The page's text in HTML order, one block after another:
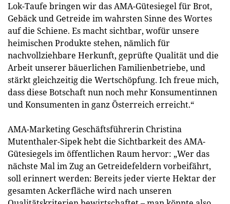
Lok-Taufe bringen wir das AMA-Gütesiegel für Brot,
Gebäck und Getreide im wahrsten Sinne des Wortes
auf die Schiene. Es macht sichtbar, wofür unsere
heimischen Produkte stehen, nämlich für
nachvollziehbare Herkunft, geprüfte Qualität und die
Arbeit unserer bäuerlichen Familienbetriebe, und
stärkt gleichzeitig die Wertschöpfung. Ich freue mich,
dass diese Botschaft nun noch mehr Konsumentinnen
und Konsumenten in ganz Österreich erreicht.“
AMA-Marketing Geschäftsführerin Christina
Mutenthaler-Sipek hebt die Sichtbarkeit des AMA-
Gütesiegels im öffentlichen Raum hervor: „Wer das
nächste Mal im Zug an Getreidefeldern vorbeifährt,
soll erinnert werden: Bereits jeder vierte Hektar der
gesamten Ackerfläche wird nach unseren